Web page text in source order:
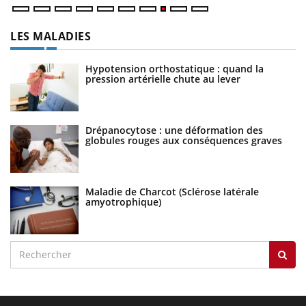
LES MALADIES
Hypotension orthostatique : quand la
pression artérielle chute au lever
Drépanocytose : une déformation des
globules rouges aux conséquences graves
Maladie de Charcot (Sclérose latérale
amyotrophique)